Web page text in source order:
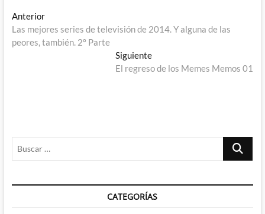
Navegación
de
AnteriorEntrada
anterior:
Las mejores series de televisión de 2014. Y alguna de las
peores, también. 2º Parte
SiguienteEntrada
siguiente:
El regreso de los Memes Memos 01
Buscar
CATEGORÍAS